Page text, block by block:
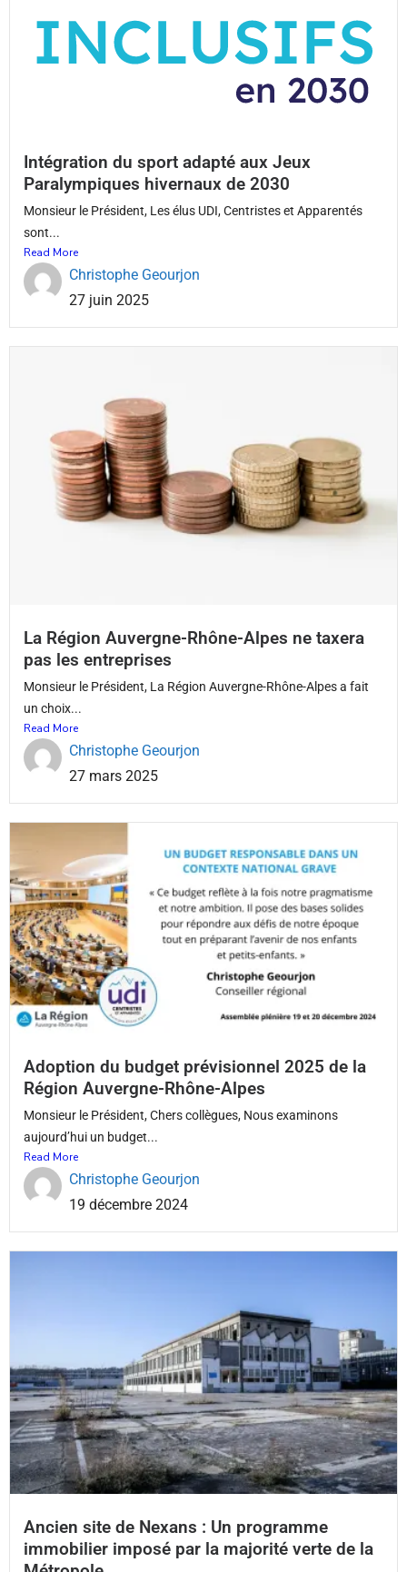
Intégration du sport adapté aux Jeux
Paralympiques hivernaux de 2030
Monsieur le Président, Les élus UDI, Centristes et Apparentés
sont...
Read More
Christophe Geourjon
27 juin 2025
La Région Auvergne-Rhône-Alpes ne taxera
pas les entreprises
Monsieur le Président, La Région Auvergne-Rhône-Alpes a fait
un choix...
Read More
Christophe Geourjon
27 mars 2025
Adoption du budget prévisionnel 2025 de la
Région Auvergne-Rhône-Alpes
Monsieur le Président, Chers collègues, Nous examinons
aujourd’hui un budget...
Read More
Christophe Geourjon
19 décembre 2024
Ancien site de Nexans : Un programme
immobilier imposé par la majorité verte de la